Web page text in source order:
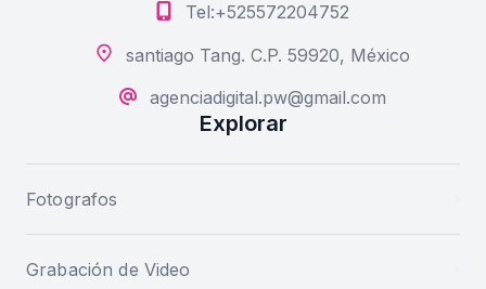
Tel:+525572204752
santiago Tang. C.P. 59920, México
agenciadigital.pw@gmail.com
Explorar
Fotografos
Grabación de Video